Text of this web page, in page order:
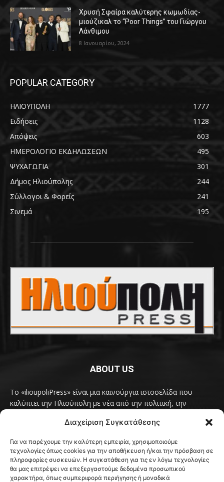
Διαχείριση Συγκατάθεσης
Για να παρέχουμε την καλύτερη εμπειρία, χρησιμοποιούμε
τεχνολογίες όπως cookies για την αποθήκευση ή/και την πρόσβαση σε
πληροφορίες συσκευών. Η συγκατάθεση για τις εν λόγω τεχνολογίες
θα μας επιτρέψει να επεξεργαστούμε δεδομένα προσωπικού
χαρακτήρα, όπως συμπεριφορά περιήγησης ή μοναδικά
Χρυσή Σφαίρα καλύτερης κωμωδίας-
μιούζικαλ το “Poor Things” του Γιώργου
Λάνθιμου
8 Ιανουαρίου, 2024
POPULAR CATEGORY
ΗΛΙΟΥΠΟΛΗ
1777
Ειδήσεις
1128
Απόψεις
603
ΗΜΕΡΟΛΟΓΙΟ ΕΚΔΗΛΩΣΕΩΝ
495
ΨΥΧΑΓΩΓΙΑ
301
Δήμος Ηλιούπολης
244
Σύλλογοι & Φορείς
241
Σινεμά
195
ABOUT US
Το «ilioupoliPress» είναι μια καινούργια ιστοσελίδα που
καλύπτει την Ηλιούπολη με νέα από την πολιτική, την
Ηλιούπολης, των δημοτικών παρατάξεων και των
κάτι να πουν.Διαβάστε εδώ
Επικοινωνήστε μαζί μας στοilioupolipress1@yahoo.com